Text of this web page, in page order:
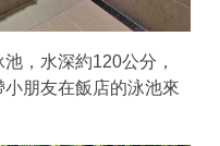
，水深約120公分，
朋友在飯店的泳池來